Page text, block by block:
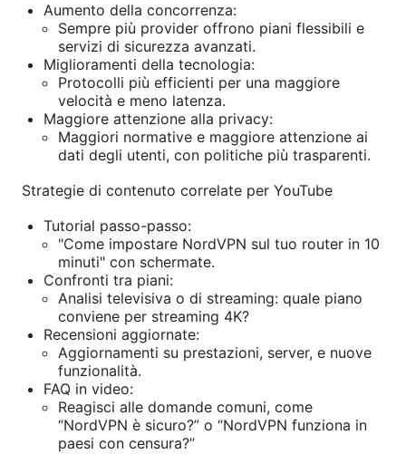
Aumento della concorrenza:
Sempre più provider offrono piani flessibili e
servizi di sicurezza avanzati.
Miglioramenti della tecnologia:
Protocolli più efficienti per una maggiore
velocità e meno latenza.
Maggiore attenzione alla privacy:
Maggiori normative e maggiore attenzione ai
dati degli utenti, con politiche più trasparenti.
Strategie di contenuto correlate per YouTube
Tutorial passo-passo:
"Come impostare NordVPN sul tuo router in 10
minuti" con schermate.
Confronti tra piani:
Analisi televisiva o di streaming: quale piano
conviene per streaming 4K?
Recensioni aggiornate:
Aggiornamenti su prestazioni, server, e nuove
funzionalità.
FAQ in video:
Reagisci alle domande comuni, come
“NordVPN è sicuro?” o “NordVPN funziona in
paesi con censura?”